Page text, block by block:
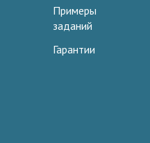
Примеры
заданий
Гарантии